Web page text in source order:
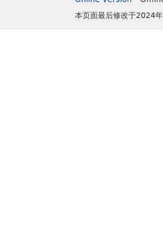
本页面最后修改于2024